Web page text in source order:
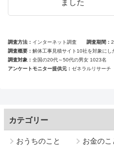
ました
調査方法 インターネット調査 調査期間
調査概要
解体工事見積サイト10社を対象にし
調査対象
全国の20代～50代の男女 1023名
アンケートモニター提供元
ゼネラルリサーチ
カテゴリー
おうちのこと お金のこ